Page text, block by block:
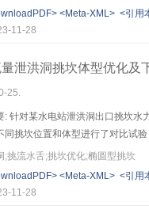
<Meta-XML> <引用
11-28
泄洪洞挑坎体型优化及
25.
: 针对某水电站泄洪洞出口挑坎
同挑坎位置和体型进行了对比试
;挑流水舌;挑坎优化;椭圆型挑坎
<Meta-XML> <引用
11-28